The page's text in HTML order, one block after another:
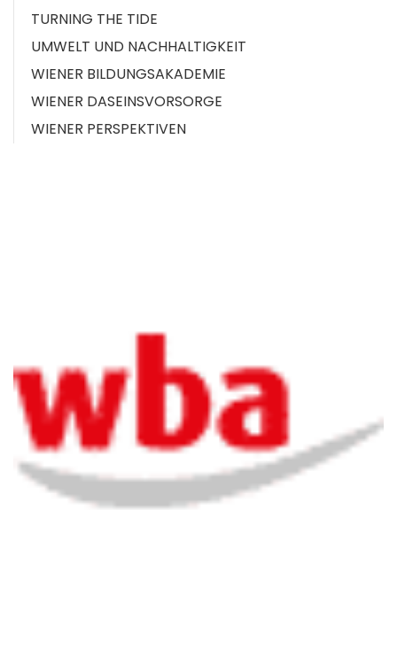
TURNING THE TIDE
UMWELT UND NACHHALTIGKEIT
WIENER BILDUNGSAKADEMIE
WIENER DASEINSVORSORGE
WIENER PERSPEKTIVEN